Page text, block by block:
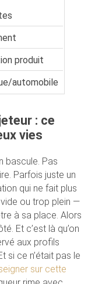
produit
automobile
: ce
vies
bascule. Pas
Parfois juste un
qui ne fait plus
ou trop plein —
à sa place. Alors
Et c’est là qu’on
aux profils
si ce n’était pas le
sur cette